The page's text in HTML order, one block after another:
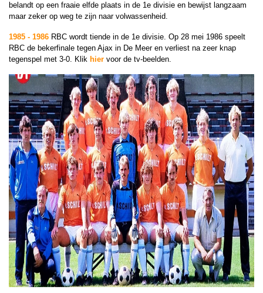
belandt op een fraaie elfde plaats in de 1e divisie en bewijst langzaam
maar zeker op weg te zijn naar volwassenheid.
1985 - 1986 RBC wordt tiende in de 1e divisie. Op 28 mei 1986 speelt
RBC de bekerfinale tegen Ajax in De Meer en verliest na zeer knap
tegenspel met 3-0. Klik hier voor de tv-beelden.